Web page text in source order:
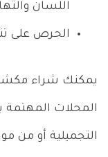
اللسان
الحرص على
يمكنك شراء
المحلات
التجميلية أو من